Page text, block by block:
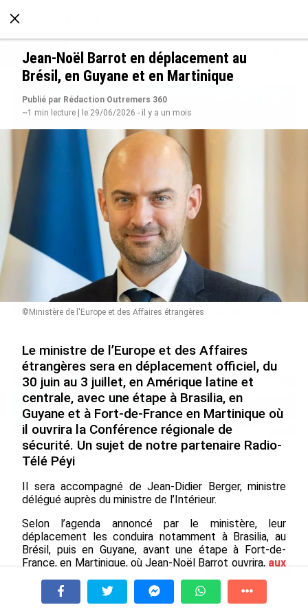
À LA UNE POLITIQUE ECONOMIE SOCIÉTÉ
SÉRIE. Histoire des chefs-lieux d’Outre-mer :
Nouméa, une capitale construite par le bagne,
le 08/08/2026
Rapport 2025 de l’Ifremer :
un engagement décisif dans
les Outre-mer
le 07/08/2026
De Messi à Trump :
du Martiniquais Benoît Etinof
au service du Karibea Sainte-
le 07/08/2026
Avec VEENI, le Guadeloupéen Yanis
Foy entend participer au
développement tourist...
À la une Tv Radio A Propos
Jean-Noël Barrot en déplacement au
Brésil, en Guyane et en Martinique
Publié par Rédaction Outremers 360
~1 min lecture | le 29/06/2026 - il y a un mois
©Ministère de l'Europe et des Affaires étrangères
Le ministre de l’Europe et des Affaires
étrangères sera en déplacement officiel, du
30 juin au 3 juillet, en Amérique latine et
centrale, avec une étape à Brasilia, en
Guyane et à Fort-de-France en Martinique où
il ouvrira la Conférence régionale de
sécurité. Un sujet de notre partenaire Radio-
Télé Péyi
Il sera accompagné de Jean-Didier Berger, ministre
délégué auprès du ministre de l’Intérieur.
Selon l’agenda annoncé par le ministère, leur
déplacement les conduira notamment à Brasilia, au
Brésil, puis en Guyane, avant une étape à Fort-de-
France, en Martinique, où Jean-Noël Barrot ouvrira, aux
Moutchou
Conférence régionale de sécurité
Les commandants supérieurs de la gendarmerie et de